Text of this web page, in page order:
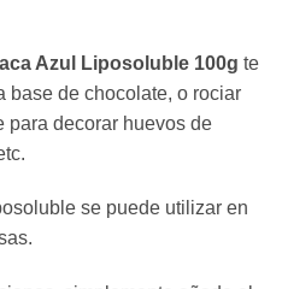
Azul Liposoluble 100g te
base de chocolate, o rociar
para decorar huevos de
se puede utilizar en